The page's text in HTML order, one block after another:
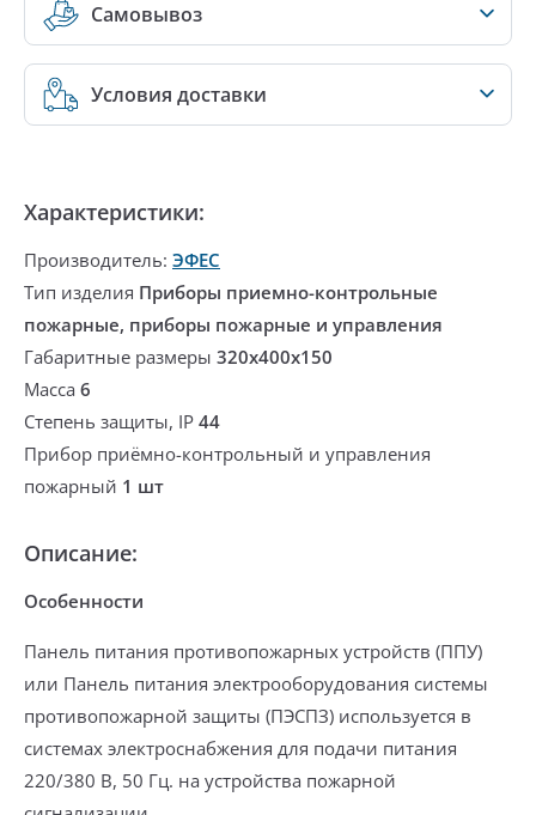
Самовывоз
Условия доставки
Характеристики:
Производитель: ЭФЕС
Тип изделия Приборы приемно-контрольные
пожарные, приборы пожарные и управления
Габаритные размеры 320х400х150
Масса 6
Степень защиты, IP 44
Прибор приёмно-контрольный и управления
пожарный 1 шт
Описание:
Особенности
Панель питания противопожарных устройств (ППУ)
или Панель питания электрооборудования системы
противопожарной защиты (ПЭСПЗ) используется в
системах электроснабжения для подачи питания
220/380 В, 50 Гц. на устройства пожарной